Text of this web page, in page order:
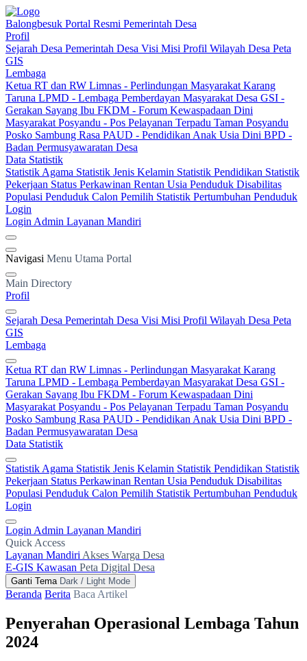
Balongbesuk Portal Resmi Pemerintah Desa
Profil
Sejarah Desa Pemerintah Desa Visi Misi Profil Wilayah Desa Peta
GIS
Lembaga
Ketua RT dan RW Limnas - Perlindungan Masyarakat Karang
Taruna LPMD - Lembaga Pemberdayan Masyarakat Desa GSI -
Gerakan Sayang Ibu FKDM - Forum Kewaspadaan Dini
Masyarakat Posyandu - Pos Pelayanan Terpadu Taman Posyandu
Posko Sambung Rasa PAUD - Pendidikan Anak Usia Dini BPD -
Badan Permusyawaratan Desa
Data Statistik
Statistik Agama Statistik Jenis Kelamin Statistik Pendidikan Statistik
Pekerjaan Status Perkawinan Rentan Usia Penduduk Disabilitas
Populasi Penduduk Calon Pemilih Statistik Pertumbuhan Penduduk
Login
Login Admin Layanan Mandiri
Navigasi Menu Utama Portal
Main Directory
Profil
Sejarah Desa Pemerintah Desa Visi Misi Profil Wilayah Desa Peta
GIS
Lembaga
Ketua RT dan RW Limnas - Perlindungan Masyarakat Karang
Taruna LPMD - Lembaga Pemberdayan Masyarakat Desa GSI -
Gerakan Sayang Ibu FKDM - Forum Kewaspadaan Dini
Masyarakat Posyandu - Pos Pelayanan Terpadu Taman Posyandu
Posko Sambung Rasa PAUD - Pendidikan Anak Usia Dini BPD -
Badan Permusyawaratan Desa
Data Statistik
Statistik Agama Statistik Jenis Kelamin Statistik Pendidikan Statistik
Pekerjaan Status Perkawinan Rentan Usia Penduduk Disabilitas
Populasi Penduduk Calon Pemilih Statistik Pertumbuhan Penduduk
Login
Login Admin Layanan Mandiri
Quick Access
Layanan Mandiri Akses Warga Desa
E-GIS Kawasan Peta Digital Desa
Ganti Tema Dark / Light Mode
Beranda Berita Baca Artikel
Penyerahan Operasional Lembaga Tahun
2024